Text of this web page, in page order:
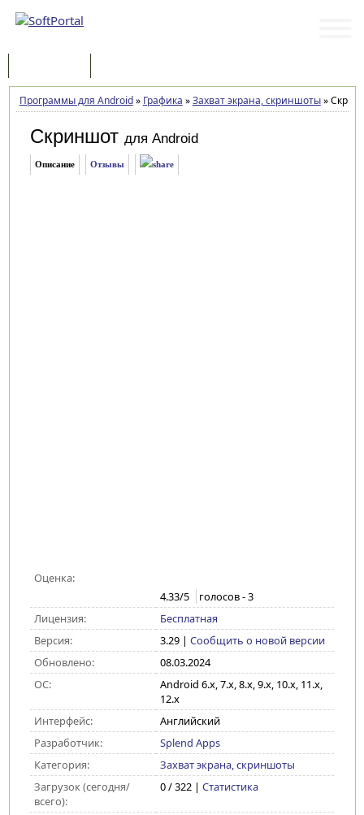
Программы для Android» Графика »Захват экрана, скриншоты»
Скриншот для Android
Описание Отзывы
Оценка:
4.33/5 голосов -3
Лицензия:
Бесплатная
Версия:
3.29| Сообщить о новой версии
Обновлено:
08.03.2024
ОС:
Android 6.x, 7.x, 8.x, 9.x, 10.x, 11.x,
12.x
Интерфейс:
Английский
Разработчик:
Splend Apps
Категория:
Захват экрана, скриншоты
Загрузок (сегодня/
всего):
0 / 322 | Статистика